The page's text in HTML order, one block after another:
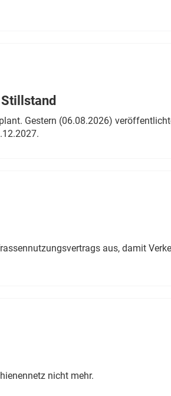
Gestern (06.08.2026)
aus, damit
nicht mehr.